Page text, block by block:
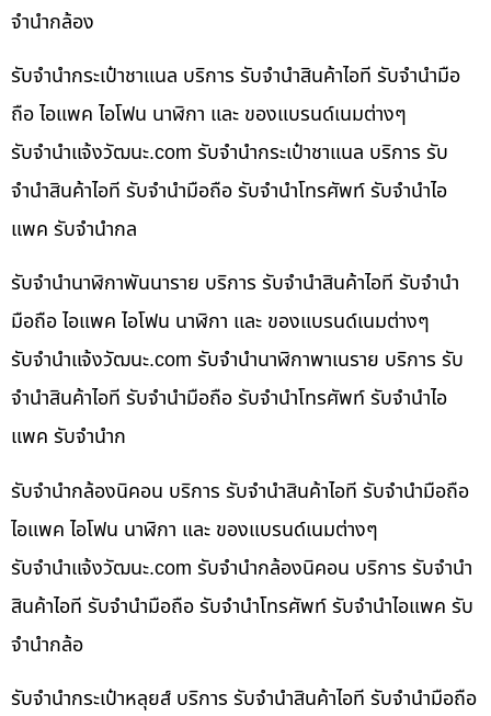
จำนำกล้อง
รับจำนำกระเป๋าชาแนล บริการ รับจำนำสินค้าไอที รับจำนำมือ
ถือ ไอแพค ไอโฟน นาฬิกา และ ของแบรนด์เนมต่างๆ
รับจํานําแจ้งวัฒนะ.com รับจำนำกระเป๋าชาแนล บริการ รับ
จำนำสินค้าไอที รับจำนำมือถือ รับจำนำโทรศัพท์ รับจำนำไอ
แพค รับจำนำกล
รับจำนำนาฬิกาพันนาราย บริการ รับจำนำสินค้าไอที รับจำนำ
มือถือ ไอแพค ไอโฟน นาฬิกา และ ของแบรนด์เนมต่างๆ
รับจํานําแจ้งวัฒนะ.com รับจำนำนาฬิกาพาเนราย บริการ รับ
จำนำสินค้าไอที รับจำนำมือถือ รับจำนำโทรศัพท์ รับจำนำไอ
แพค รับจำนำก
รับจำนำกล้องนิคอน บริการ รับจำนำสินค้าไอที รับจำนำมือถือ
ไอแพค ไอโฟน นาฬิกา และ ของแบรนด์เนมต่างๆ
รับจํานําแจ้งวัฒนะ.com รับจำนำกล้องนิคอน บริการ รับจำนำ
สินค้าไอที รับจำนำมือถือ รับจำนำโทรศัพท์ รับจำนำไอแพค รับ
จำนำกล้อ
รับจำนำกระเป๋าหลุยส์ บริการ รับจำนำสินค้าไอที รับจำนำมือถือ